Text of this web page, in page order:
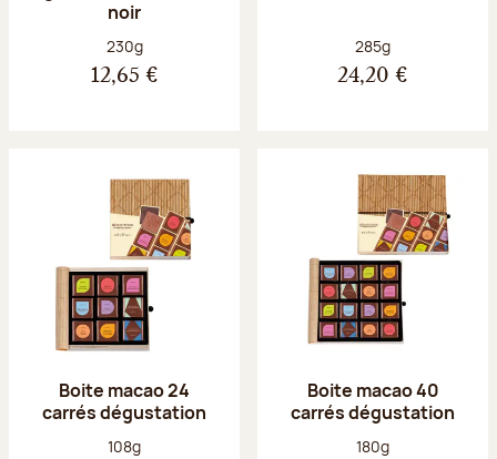
noir
Poids net :
230g
12,65 €
Poids net :
285g
24,20 €
Boite macao 24
carrés dégustation
Poids net :
108g
Boite macao 40
carrés dégustation
Poids net :
180g